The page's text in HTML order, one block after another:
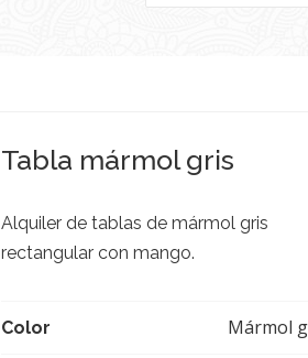
Tabla mármol gris
Alquiler de tablas de mármol gris
rectangular con mango.
Color Mármol